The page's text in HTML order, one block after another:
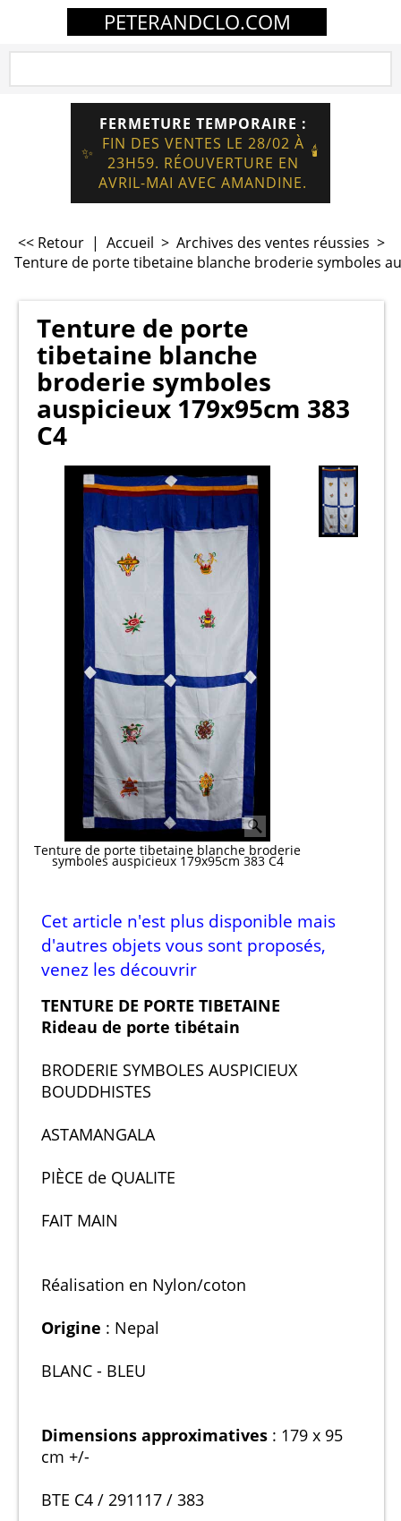
PETERANDCLO.COM
✨
FERMETURE TEMPORAIRE :
FIN DES VENTES LE 28/02 À
23H59. RÉOUVERTURE EN
AVRIL-MAI AVEC AMANDINE.
🕯️
<< Retour | Accueil > Archives des ventes réussies >
Tenture de porte tibetaine blanche broderie symboles
Tenture de porte
tibetaine blanche
broderie symboles
auspicieux 179x95cm 383
C4
Tenture de porte tibetaine blanche broderie
symboles auspicieux 179x95cm 383 C4
Cet article n'est plus disponible mais
d'autres objets vous sont proposés,
venez les découvrir
TENTURE DE PORTE TIBETAINE
Rideau de porte tibétain
BRODERIE SYMBOLES AUSPICIEUX
BOUDDHISTES
ASTAMANGALA
PIÈCE de QUALITE
FAIT MAIN
Réalisation en Nylon/coton
Origine : Nepal
BLANC - BLEU
Dimensions approximatives : 179 x 95
cm +/-
BTE C4 / 291117 / 383